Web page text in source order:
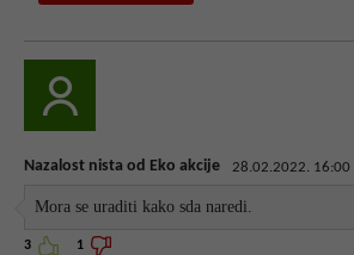
Nazalost nista od Eko akcije 28.02.2022. 16:00
Mora se uraditi kako sda naredi.
3 1